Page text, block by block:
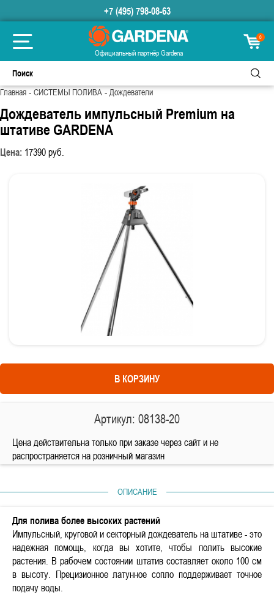
+7 (495) 798-08-63
Официальный партнёр Gardena
0
Главная-СИСТЕМЫ ПОЛИВА-Дождеватели
Дождеватель импульсный Premium на
штативе GARDENA
Цена: 17390руб.
В КОРЗИНУ
Артикул: 08138-20
Цена действительна только при заказе через сайт и не
распространяется на розничный магазин
ОПИСАНИЕ
Для полива более высоких растений
Импульсный, круговой и секторный дождеватель на штативе - это
надежная помощь, когда вы хотите, чтобы полить высокие
растения. В рабочем состоянии штатив составляет около 100 см
в высоту. Прецизионное латунное сопло поддерживает точное
подачу воды.